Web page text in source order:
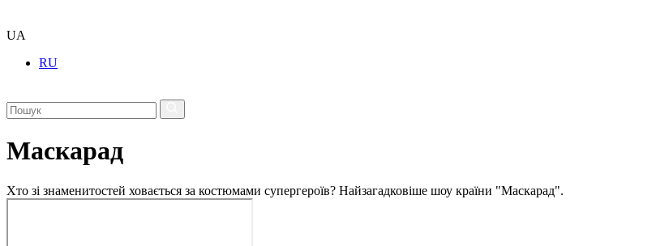
UA
RU
Маскарад
Хто зі знаменитостей ховається за костюмами супергероїв? Найзагадковіше шоу країни "Маскарад".